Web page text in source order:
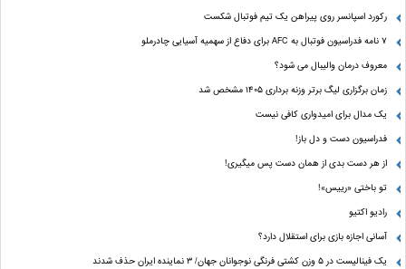
رکورد اسپانسر روی پیراهن یک تیم فوتبال شکست
۷ نامه فدراسیون فوتبال به AFC برای دفاع از سهمیه آسیایی چادرملو
معروف درمان والیبال می شود؟
زمان برگزاری لیگ برتر وزنه برداری ۱۴۰۵ مشخص شد
یک مدال برای امیدواری کافی نیست
فدراسیون دست‌ و دل باز!
از هر دست بدی از همان دست پس میگیری!
تو باختی «رییس»!
رادیو اکتیو
آسانی اجازه بازی برای استقلال دارد؟
یک فینالیست در ۵ وزن کشتی فرنگی نوجوانان جهان/ ۳ نماینده ایران حذف شدند